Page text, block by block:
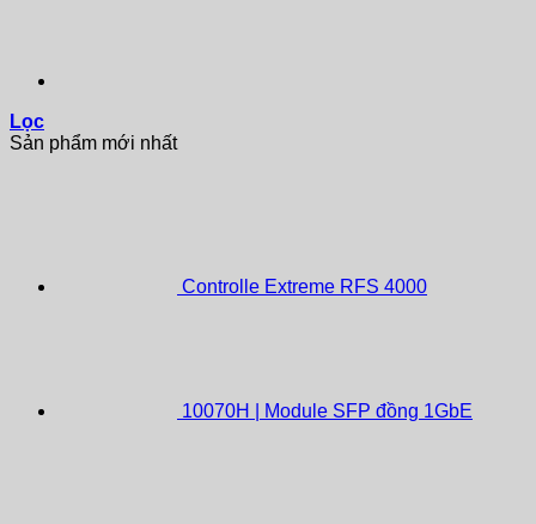
Lọc
Sản phẩm mới nhất
Controlle Extreme RFS 4000
10070H | Module SFP đồng 1GbE